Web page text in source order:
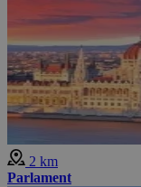
2 km
Parlament